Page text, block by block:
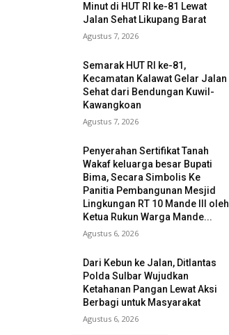
Minut di HUT RI ke-81 Lewat
Jalan Sehat Likupang Barat
Agustus 7, 2026
Semarak HUT RI ke-81,
Kecamatan Kalawat Gelar Jalan
Sehat dari Bendungan Kuwil-
Kawangkoan
Agustus 7, 2026
Penyerahan Sertifikat Tanah
Wakaf keluarga besar Bupati
Bima, Secara Simbolis Ke
Panitia Pembangunan Mesjid
Lingkungan RT 10 Mande III oleh
Ketua Rukun Warga Mande...
Agustus 6, 2026
Dari Kebun ke Jalan, Ditlantas
Polda Sulbar Wujudkan
Ketahanan Pangan Lewat Aksi
Berbagi untuk Masyarakat
Agustus 6, 2026